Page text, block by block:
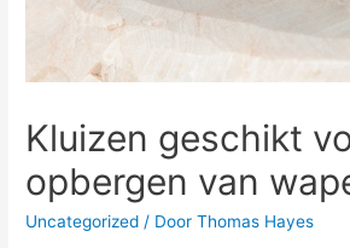
Kluizen geschikt
opbergen van
Uncategorized / DoorThomas Hayes